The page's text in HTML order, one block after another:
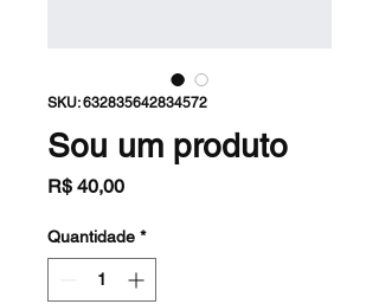
SKU: 632835642834572
Sou um produto
R$ 40,00Preço
Quantidade *